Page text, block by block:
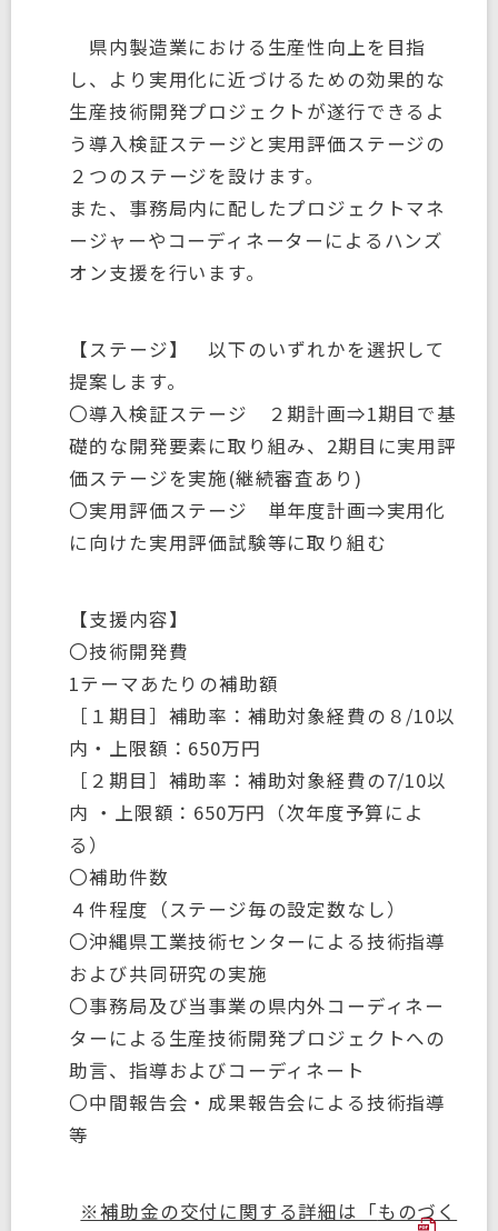
県内製造業における生産性向上を目指
し、より実用化に近づけるための効果的な
生産技術開発プロジェクトが遂行できるよ
う導入検証ステージと実用評価ステージの
２つのステージを設けます。
また、事務局内に配したプロジェクトマネ
ージャーやコーディネーターによるハンズ
オン支援を行います。
【ステージ】 以下のいずれかを選択して
提案します。
〇導入検証ステージ ２期計画⇒1期目で基
礎的な開発要素に取り組み、2期目に実用評
価ステージを実施(継続審査あり)
〇実用評価ステージ 単年度計画⇒実用化
に向けた実用評価試験等に取り組む
【支援内容】
〇技術開発費
1テーマあたりの補助額
［１期目］補助率：補助対象経費の８/10以
内・上限額：650万円
［２期目］補助率：補助対象経費の7/10以
内 ・上限額：650万円（次年度予算によ
る）
〇補助件数
４件程度（ステージ毎の設定数なし）
〇沖縄県工業技術センターによる技術指導
および共同研究の実施
〇事務局及び当事業の県内外コーディネー
ターによる生産技術開発プロジェクトへの
助言、指導およびコーディネート
〇中間報告会・成果報告会による技術指導
等
※補助金の交付に関する詳細は「ものづく